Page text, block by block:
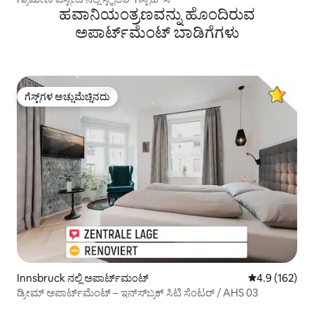
ಹವಾನಿಯಂತ್ರಣವನ್ನು ಹೊಂದಿರುವ
ಅಪಾರ್ಟ್‌ಮೆಂಟ್‌ ಬಾಡಿಗೆಗಳು
ಗೆಸ್ಟ್‌ಗಳ ಅಚ್ಚುಮೆಚ್ಚಿನದು
ಗೆಸ್ಟ್‌ಗಳ ಅಚ್ಚುಮೆಚ್ಚಿನದು
Innsbruck ನಲ್ಲಿ ಅಪಾರ್ಟ್‌ಮಂಟ್ 5 ರಲ್ಲಿ 4.9
4.9 (162)
ಡ್ರೀಮ್ ಅಪಾರ್ಟ್‌ಮೆಂಟ್ – ಇನ್‌ಸ್‌ಬ್ರಕ್ ಸಿಟಿ ಸೆಂಟರ್ / AHS 03